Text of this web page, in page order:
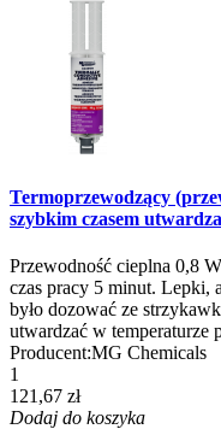
Termoprzewodzący
szybkim czasem
Przewodność cieplna 0,8
czas pracy 5 minut. Lepki,
było dozować ze
utwardzać w temperaturze
Producent:MG Chemicals
1
121,67 zł
Dodaj do koszyka